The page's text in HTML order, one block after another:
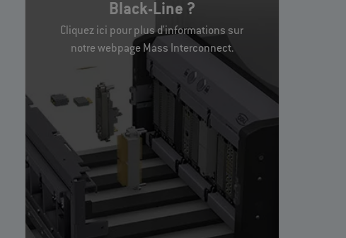
Black-Line ?
Cliquez ici pour plus d'informations sur
notre webpage Mass Interconnect.